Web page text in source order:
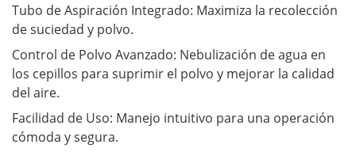
Tubo de Aspiración Integrado: Maximiza la recolección
de suciedad y polvo.
Control de Polvo Avanzado: Nebulización de agua en
los cepillos para suprimir el polvo y mejorar la calidad
del aire.
Facilidad de Uso: Manejo intuitivo para una operación
cómoda y segura.